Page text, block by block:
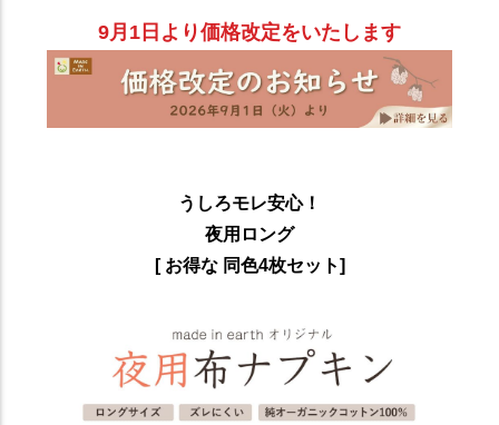
9月1日より価格改定をいたします
うしろモレ安心！
夜用ロング
[ お得な 同色4枚セット]